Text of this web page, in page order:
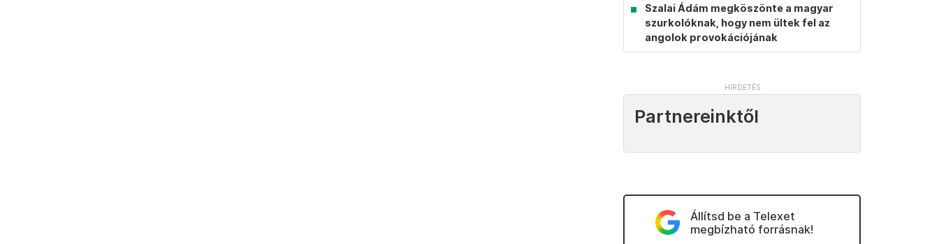
Szalai Ádám megköszönte a magyar
szurkolóknak, hogy nem ültek fel az
angolok provokációjának
Partnereinktől
Állítsd be a Telexet
megbízható forrásnak!